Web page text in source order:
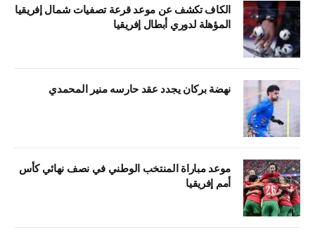
الكاف تكشف عن موعد قرعة تصفيات شمال إفريقيا
المؤهلة لدوري أبطال إفريقيا
نهضة بركان يجدد عقد حارسه منير المحمدي
موعد مباراة المنتخب الوطني في نصف نهائي كأس
أمم إفريقيا